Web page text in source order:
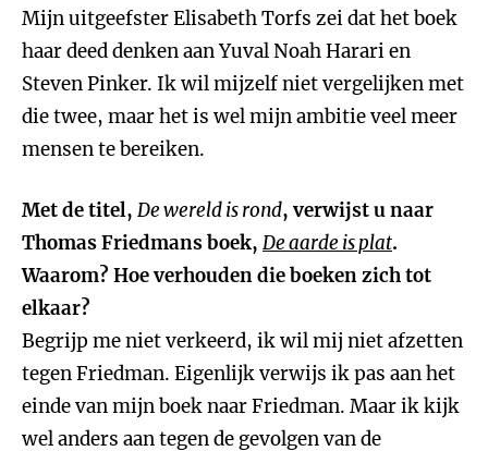
Mijn uitgeefster Elisabeth Torfs zei dat het boek
haar deed denken aan Yuval Noah Harari en
Steven Pinker. Ik wil mijzelf niet vergelijken met
die twee, maar het is wel mijn ambitie veel meer
mensen te bereiken.
Met de titel, De wereld is rond, verwijst u naar
Thomas Friedmans boek, De aarde is plat.
Waarom? Hoe verhouden die boeken zich tot
elkaar?
Begrijp me niet verkeerd, ik wil mij niet afzetten
tegen Friedman. Eigenlijk verwijs ik pas aan het
einde van mijn boek naar Friedman. Maar ik kijk
wel anders aan tegen de gevolgen van de